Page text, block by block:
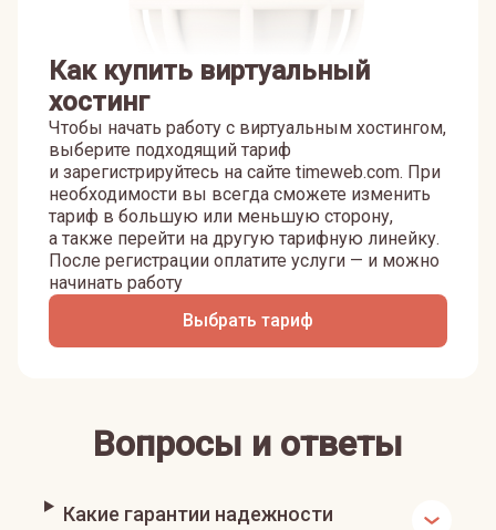
Как купить виртуальный
хостинг
Чтобы начать работу с виртуальным хостингом,
выберите подходящий тариф
и зарегистрируйтесь на сайте timeweb.com. При
необходимости вы всегда сможете изменить
тариф в большую или меньшую сторону,
а также перейти на другую тарифную линейку.
После регистрации оплатите услуги — и можно
начинать работу
Выбрать тариф
Вопросы и ответы
Какие гарантии надежности